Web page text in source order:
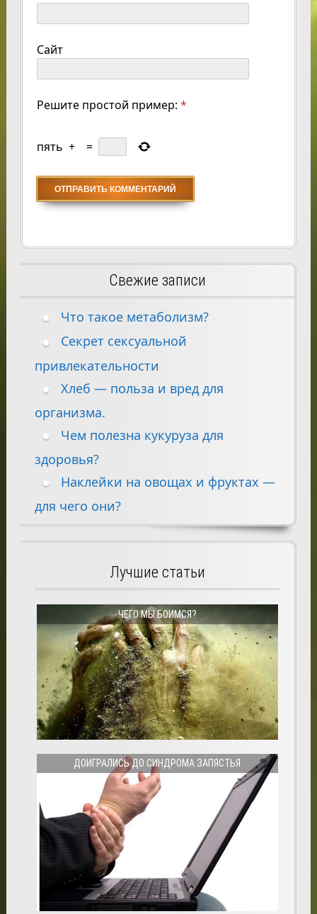
Сайт
Решите простой пример: *
пять + =
Свежие записи
Что такое метаболизм?
Секрет сексуальной
привлекательности
Хлеб — польза и вред для
организма.
Чем полезна кукуруза для
здоровья?
Наклейки на овощах и фруктах —
для чего они?
Лучшие статьи
ЧЕГО МЫ БОИМСЯ?
ДОИГРАЛИСЬ ДО СИНДРОМА ЗАПЯСТЬЯ